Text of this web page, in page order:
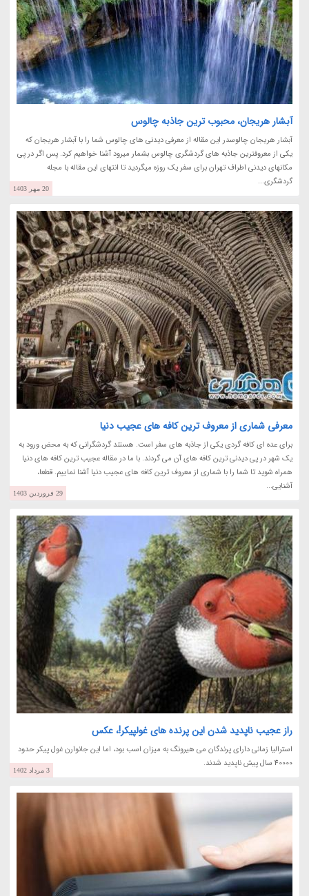
آبشار هریجان، محبوب ترین جاذبه چالوس
آبشار هریجان چالوسدر این مقاله از معرفی دیدنی های چالوس شما را با آبشار هریجان که
یکی از معروفترین جاذبه های گردشگری چالوس بشمار میرود آشنا خواهیم کرد. پس اگر در پی
مکانهای دیدنی اطراف تهران برای سفر یک روزه میگردید تا انتهای این مقاله با مجله
گردشگری...
20 مهر 1403
معرفی شماری از معروف ترین کافه های عجیب دنیا
برای عده ای کافه گردی یکی از جاذبه های سفر است. هستند گردشگرانی که به محض ورود به
یک شهر در پی دیدنی ترین کافه های آن می گردند. با ما در مقاله عجیب ترین کافه های دنیا
همراه شوید تا شما را با شماری از معروف ترین کافه های عجیب دنیا آشنا نماییم. قطعا،
آشنایی...
29 فروردین 1403
راز عجیب ناپدید شدن این پرنده های غولپیکر!، عکس
استرالیا زمانی دارای پرندگان می هیرونگ به میزان اسب بود، اما این جانوارن غول پیکر حدود
40000 سال پیش ناپدید شدند.
3 مرداد 1402